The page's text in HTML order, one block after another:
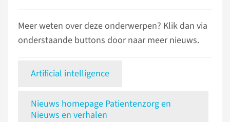
Meer weten over deze onderwerpen? Klik dan via
onderstaande buttons door naar meer nieuws.
Artificial intelligence
Nieuws homepage Patientenzorg en
Nieuws en verhalen